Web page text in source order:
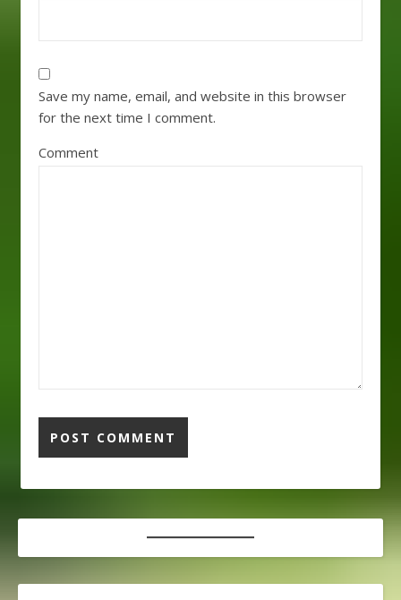
Save my name, email, and website in this browser
for the next time I comment.
Comment